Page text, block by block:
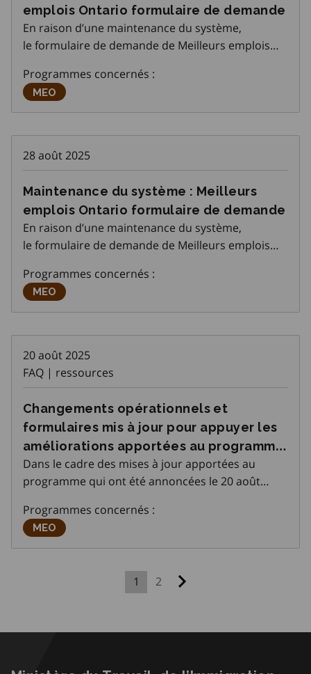
emplois Ontario formulaire de demande
En raison d’une maintenance du système,
le formulaire de demande de Meilleurs emplois
jeudi 16 octobre 2025.
Programmes concernés :
Meilleurs emplois Ontario
MEO
28 août 2025
Maintenance du système : Meilleurs
emplois Ontario formulaire de demande
En raison d’une maintenance du système,
le formulaire de demande de Meilleurs emplois
dimanche 31 août 2025.
Programmes concernés :
Meilleurs emplois Ontario
MEO
20 août 2025
FAQ | ressources
Changements opérationnels et
formulaires mis à jour pour appuyer les
améliorations apportées au programme
Meilleurs emplois Ontario
Dans le cadre des mises à jour apportées au
programme qui ont été annoncées le 20 août
de formulaires opérationnels pour permettre aux
candidats de présenter une demande au
programme
Programmes concernés :
Meilleurs emplois Ontario
MEO
1 2
Page suivante